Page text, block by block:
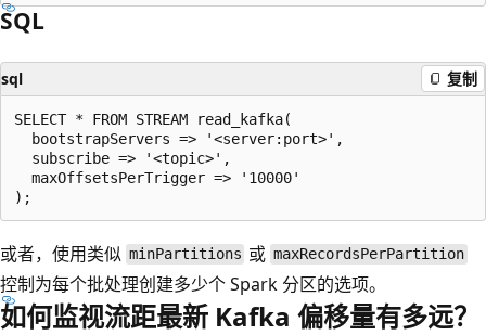
SQL
sql 复制
SELECT * FROM STREAM read_kafka(
  bootstrapServers => '<server:port>',
  subscribe => '<topic>',
  maxOffsetsPerTrigger => '10000'
或者，使用类似 minPartitions 或 maxRecordsPerPartition
控制为每个批处理创建多少个 Spark 分区的选项。
如何监视流距最新 Kafka 偏移量有多远？